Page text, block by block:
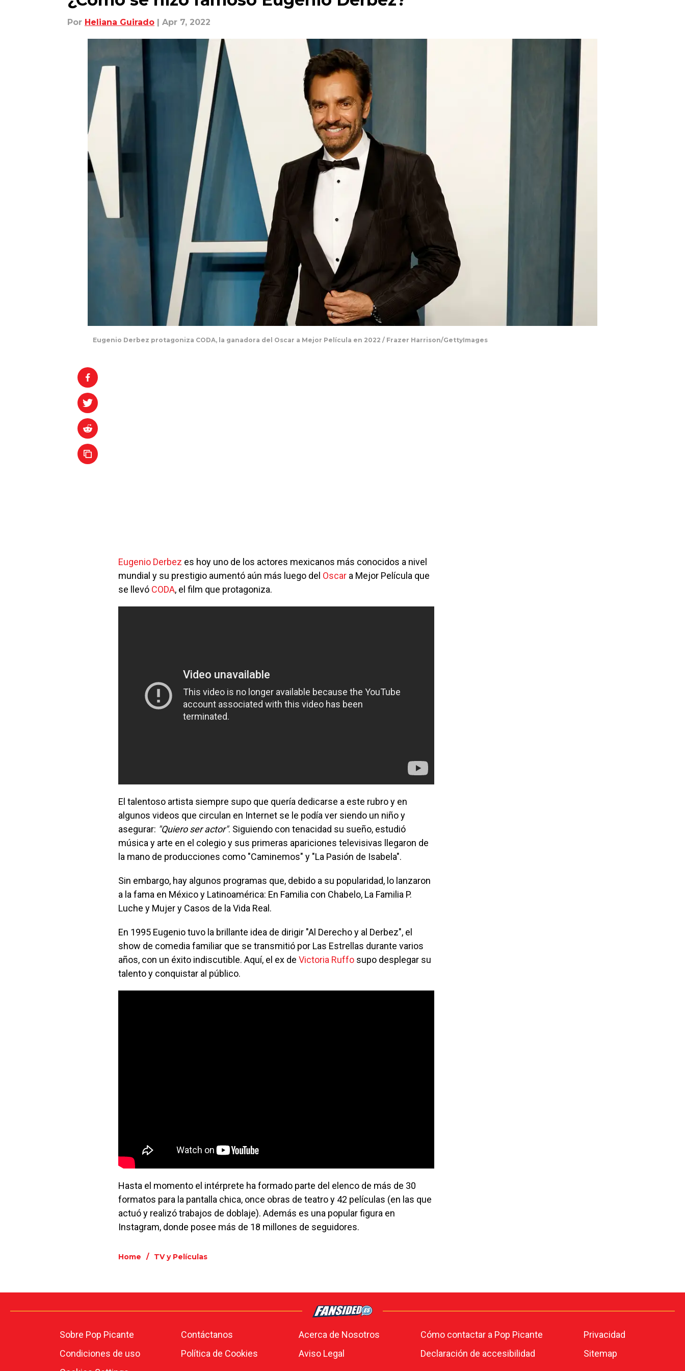
Por Heliana Guirado | Apr 7, 2022
Eugenio Derbez protagoniza CODA, la ganadora del Oscar a Mejor Película en 2022 / Frazer Harrison/GettyImages
Eugenio Derbez es hoy uno de los actores mexicanos más conocidos a nivel
mundial y su prestigio aumentó aún más luego del Oscar a Mejor Película que
se llevó CODA, el film que protagoniza.
El talentoso artista siempre supo que quería dedicarse a este rubro y en
algunos videos que circulan en Internet se le podía ver siendo un niño y
asegurar: "Quiero ser actor". Siguiendo con tenacidad su sueño, estudió
música y arte en el colegio y sus primeras apariciones televisivas llegaron de
la mano de producciones como "Caminemos" y "La Pasión de Isabela".
Sin embargo, hay algunos programas que, debido a su popularidad, lo lanzaron
a la fama en México y Latinoamérica: En Familia con Chabelo, La Familia P.
Luche y Mujer y Casos de la Vida Real.
En 1995 Eugenio tuvo la brillante idea de dirigir "Al Derecho y al Derbez", el
show de comedia familiar que se transmitió por Las Estrellas durante varios
años, con un éxito indiscutible. Aquí, el ex de Victoria Ruffo supo desplegar su
talento y conquistar al público.
Hasta el momento el intérprete ha formado parte del elenco de más de 30
formatos para la pantalla chica, once obras de teatro y 42 películas (en las que
actuó y realizó trabajos de doblaje). Además es una popular figura en
Instagram, donde posee más de 18 millones de seguidores.
Home / TV y Películas
Sobre Pop Picante Contáctanos Acerca de Nosotros Cómo contactar a Pop Picante
Privacidad
Condiciones de uso
Política de Cookies Aviso Legal Declaración de accesibilidad
Sitemap